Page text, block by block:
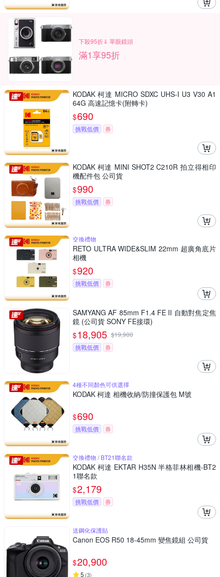
下殺95折⇓ 單眼鏡頭
滿1享95折
KODAK 柯達 MICRO SDXC UHS-I U3 V30 A1
64G 高速記憶卡(附轉卡)
$690
挑戰低價 券
KODAK 柯達 MINI SHOT2 C210R 拍立得相印
機配件包 公司貨
$990
挑戰低價 券
交換禮物
RETO ULTRA WIDE&SLIM 22mm 超廣角底片
相機
$920
挑戰低價 券
SAMYANG AF 85mm F1.4 FE II 自動對焦定焦
鏡 (公司貨 SONY FE接環)
$18,905 $19,900
挑戰低價
券
4種不同顏色可供選擇
KODAK 柯達 相機收納/防撞保護包 M號
$690
挑戰低價 券
交換禮物 / BT21聯名款
KODAK 柯達 EKTAR H35N 半格菲林相機-BT2
1聯名款
$2,179
挑戰低價 券
送鋼化保護貼
Canon EOS R50 18-45mm 變焦鏡組 公司貨
$20,900
5 (3)